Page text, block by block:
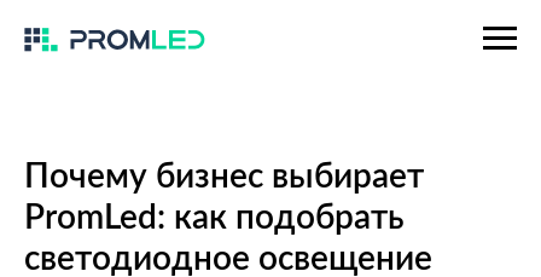
Почему бизнес выбирает
PromLed: как подобрать
светодиодное освещение